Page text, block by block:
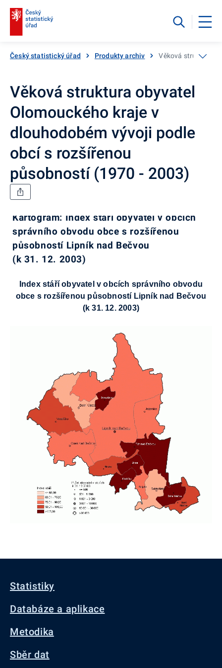
Český statistický úřad Produkty archiv Věková struktura
Věková struktura obyvatel
Olomouckého kraje v
dlouhodobém vývoji podle
obcí s rozšířenou
působností (1970 - 2003)
Kartogram: Index stáří obyvatel v obcích
správního obvodu obce s rozšířenou
působností Lipník nad Bečvou
(k 31. 12. 2003)
Index stáří obyvatel v obcích správního obvodu
obce s rozšířenou působností Lipník nad Bečvou
(k 31. 12. 2003)
Statistiky
Databáze a aplikace
Metodika
Sběr dat